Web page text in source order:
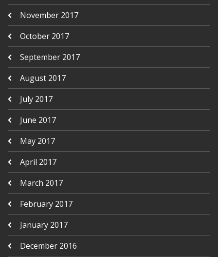
November 2017
October 2017
September 2017
August 2017
July 2017
June 2017
May 2017
April 2017
March 2017
February 2017
January 2017
December 2016